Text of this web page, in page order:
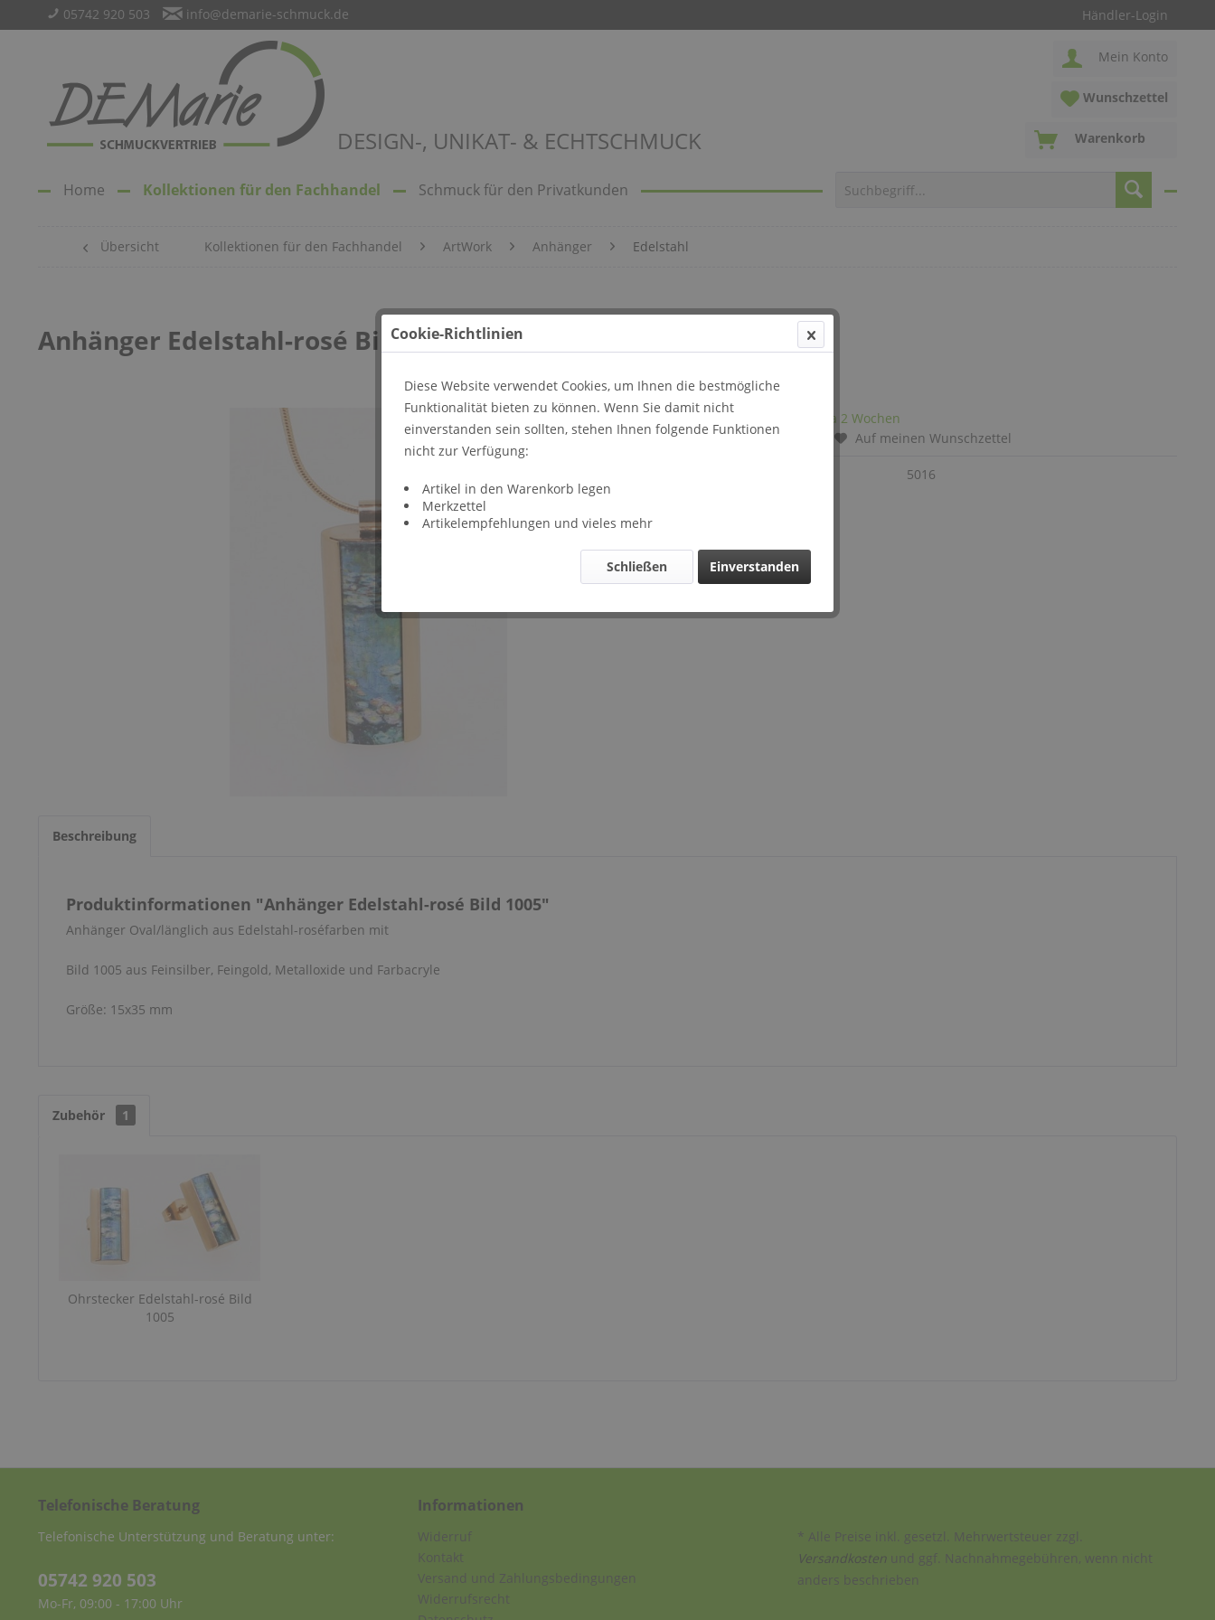
Händler-Login
05742 920 503 info@demarie-schmuck.de
DESIGN-, UNIKAT- & ECHTSCHMUCK
Mein Konto
Wunschzettel
Warenkorb
Home Kollektionen für den Fachhandel Schmuck für den Privatkunden
Übersicht Kollektionen für den Fachhandel ArtWork Anhänger Edelstahl
Anhänger Edelstahl-rosé Bild 1005
Lieferzeit: ca 2 Wochen
Vergleichen
Auf meinen Wunschzettel
5016
Beschreibung
Produktinformationen "Anhänger Edelstahl-rosé Bild 1005"
Anhänger Oval/länglich aus Edelstahl-roséfarben mit
Bild 1005 aus Feinsilber, Feingold, Metalloxide und Farbacryle
Größe: 15x35 mm
Zubehör 1
Ohrstecker Edelstahl-rosé Bild
1005
Telefonische Beratung
Telefonische Unterstützung und Beratung unter:
05742 920 503
Mo-Fr, 09:00 - 17:00 Uhr
Informationen
Widerruf
Kontakt
Versand und Zahlungsbedingungen
Widerrufsrecht
* Alle Preise inkl. gesetzl. Mehrwertsteuer zzgl.
Versandkosten und ggf. Nachnahmegebühren, wenn nicht
anders beschrieben
Cookie-Richtlinien
Diese Website verwendet Cookies, um Ihnen die bestmögliche
Funktionalität bieten zu können. Wenn Sie damit nicht
einverstanden sein sollten, stehen Ihnen folgende Funktionen
nicht zur Verfügung:
Artikel in den Warenkorb legen
Merkzettel
Artikelempfehlungen und vieles mehr
Einverstanden
Schließen